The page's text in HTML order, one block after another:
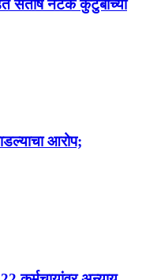
संतोष नेटके कुटुंबाच्या
आरोप;